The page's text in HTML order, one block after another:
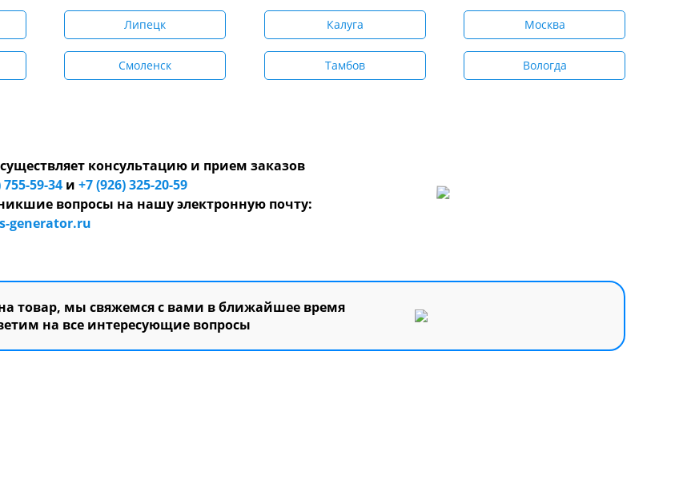
Липецк Калуга Москва
Смоленск Тамбов Вологда
консультацию и прием заказов
755-59-34 и +7 (926) 325-20-59
вопросы на нашу электронную почту:
generator.ru
товар, мы свяжемся с вами в ближайшее время
на все интересующие вопросы